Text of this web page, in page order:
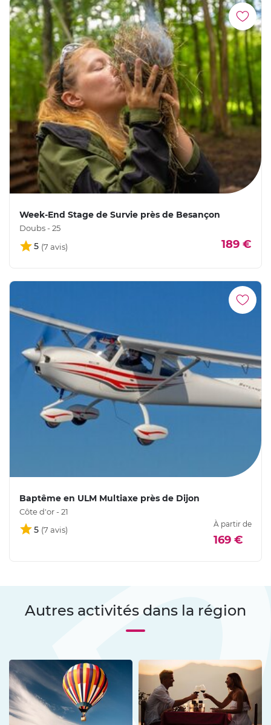
Week-End Stage de Survie près de Besançon
Doubs - 25
5 189 €
Baptême en ULM Multiaxe près de Dijon
Côte d'or - 21
5
À partir de
169 €
Autres activités dans la région